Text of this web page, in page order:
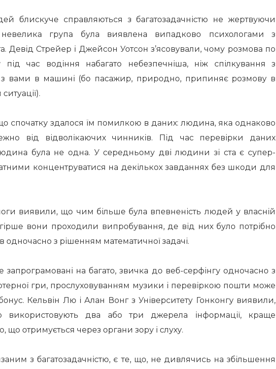
блискуче справляються з багатозадачністю не жертвуючи
група була виявлена ​​випадково психологами з
Девід Стрейер і Джейсон Уотсон з’ясовували, чому розмова по
під час водіння набагато небезпечніша, ніж спілкування з
вами в машині (бо пасажир, природно, припиняє розмову в
).
спочатку здалося їм помилкою в даних: людина, яка однаково
від відволікаючих чинників. Під час перевірки даних
була не одна. У середньому дві людини зі ста є супер-
концентруватися на декількох завданнях без шкоди для
виявили, що чим більше була впевненість людей у ​​власній
гірше вони проходили випробування, де від них було потрібно
одночасно з рішенням математичної задачі.
на багато, звичка до веб-серфінгу одночасно з
гри, прослуховуванням музики і перевіркою пошти може
Кельвін Лю і Алан Вонг з Університету Гонконгу виявили,
два або три джерела інформації, краще
що отримується через органи зору і слуху.
з багатозадачністю, є те, що, не дивлячись на збільшення